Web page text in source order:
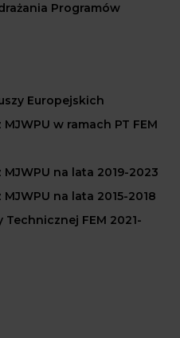
Programów
Europejskich
w ramach PT FEM
na lata 2019-2023
na lata 2015-2018
FEM 2021-